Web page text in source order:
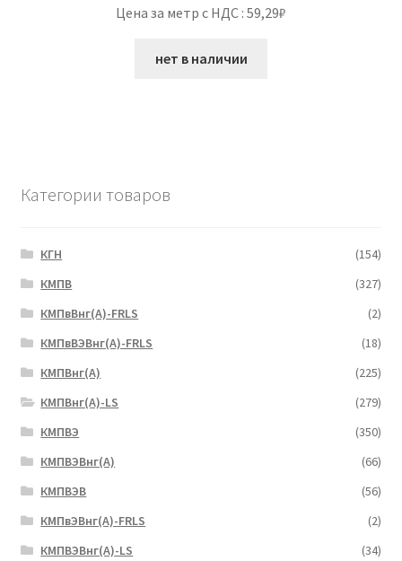
Цена за метр с НДС : 59,29₽
нет в наличии
Категории товаров
КГН
(154)
КМПВ
(327)
КМПвВнг(А)-FRLS
(2)
КМПвВЭВнг(А)-FRLS
(18)
КМПВнг(А)
(225)
КМПВнг(А)-LS
(279)
КМПВЭ
(350)
КМПВЭBнг(А)
(66)
КМПВЭВ
(56)
КМПвЭВнг(А)-FRLS
(2)
КМПВЭВнг(А)-LS
(34)